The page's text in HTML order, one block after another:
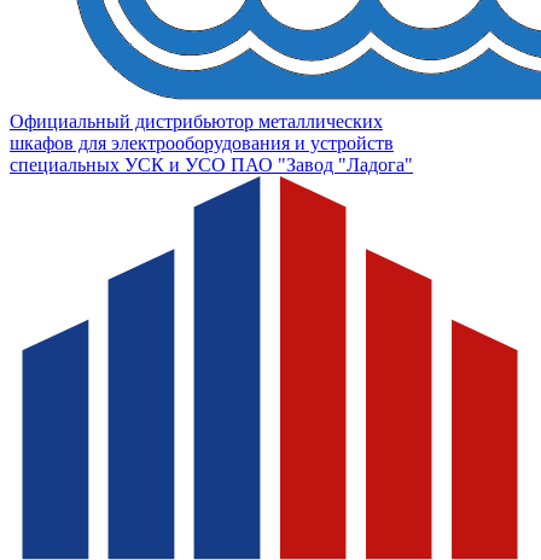
Официальный дистрибьютор металлических
шкафов для электрооборудования и устройств
специальных УСК и УСО ПАО "Завод "Ладога"